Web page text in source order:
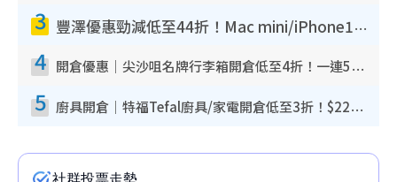
3 豐澤優惠勁減低至44折！Mac mini/iPhone17Pro大減價！廚房家電$220起
4 開倉優惠｜尖沙咀名牌行李箱開倉低至4折！一連5日 American Tourister/ace./Hallmark $200起！
5 廚具開倉｜特福Tefal廚具/家電開倉低至3折！$220起買平底鍋/炒鑊/湯煲！電飯煲/吸塵機/燙斗$418起